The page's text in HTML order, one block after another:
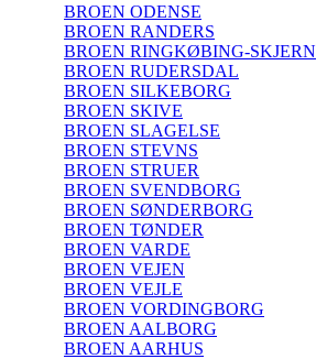
BROEN ODENSE
BROEN RANDERS
BROEN RINGKØBING-SKJERN
BROEN RUDERSDAL
BROEN SILKEBORG
BROEN SKIVE
BROEN SLAGELSE
BROEN STEVNS
BROEN STRUER
BROEN SVENDBORG
BROEN SØNDERBORG
BROEN TØNDER
BROEN VARDE
BROEN VEJEN
BROEN VEJLE
BROEN VORDINGBORG
BROEN AALBORG
BROEN AARHUS